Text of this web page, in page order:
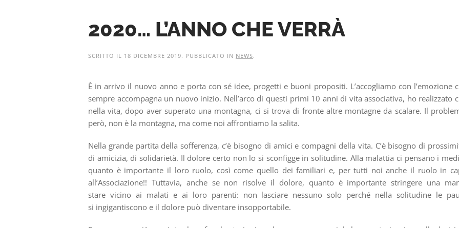
2020… L’ANNO CHE VERRÀ
SCRITTO IL 18 DICEMBRE 2019. PUBBLICATO IN NEWS.
È in arrivo il nuovo anno e porta con sé idee, progetti e buoni propositi. L’accogliamo con l’emozione
sempre accompagna un nuovo inizio. Nell’arco di questi primi 10 anni di vita associativa, ho realizzato
nella vita, dopo aver superato una montagna, ci si trova di fronte altre montagne da scalare. Il
però, non è la montagna, ma come noi affrontiamo la salita.
Nella grande partita della sofferenza, c’è bisogno di amici e compagni della vita. C’è bisogno di
di amicizia, di solidarietà. Il dolore certo non lo si sconfigge in solitudine. Alla malattia ci pensano i
quanto è importante il loro ruolo, così come quello dei familiari e, per tutti noi anche il ruolo in
all’Associazione!! Tuttavia, anche se non risolve il dolore, quanto è importante stringere una
stare vicino ai malati e ai loro parenti: non lasciare nessuno solo perché nella solitudine le
si ingigantiscono e il dolore può diventare insopportabile.